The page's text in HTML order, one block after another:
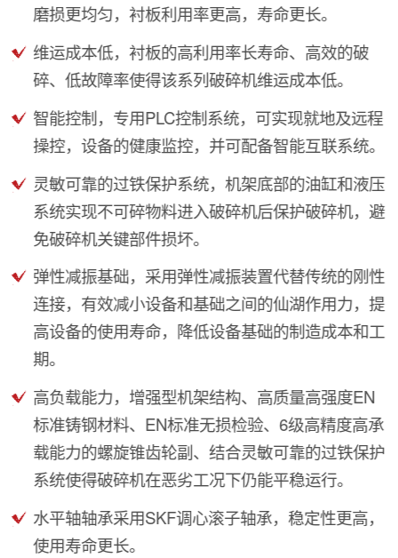
磨损更均匀，衬板利用率更高，寿命更长。
维运成本低，衬板的高利用率长寿命、高效的破
碎、低故障率使得该系列破碎机维运成本低。
智能控制，专用PLC控制系统，可实现就地及远程
操控，设备的健康监控，并可配备智能互联系统。
灵敏可靠的过铁保护系统，机架底部的油缸和液压
系统实现不可碎物料进入破碎机后保护破碎机，避
免破碎机关键部件损坏。
弹性减振基础，采用弹性减振装置代替传统的刚性
连接，有效减小设备和基础之间的仙湖作用力，提
高设备的使用寿命，降低设备基础的制造成本和工
期。
高负载能力，增强型机架结构、高质量高强度EN
标准铸钢材料、EN标准无损检验、6级高精度高承
载能力的螺旋锥齿轮副、结合灵敏可靠的过铁保护
系统使得破碎机在恶劣工况下仍能平稳运行。
水平轴轴承采用SKF调心滚子轴承，稳定性更高，
使用寿命更长。